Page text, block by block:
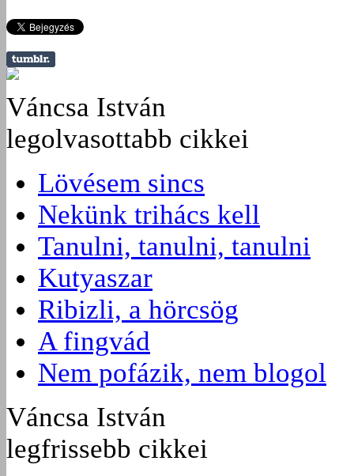
Váncsa István
legolvasottabb cikkei
Lövésem sincs
Nekünk trihács kell
Tanulni, tanulni, tanulni
Kutyaszar
Ribizli, a hörcsög
A fingvád
Nem pofázik, nem blogol
Váncsa István
legfrissebb cikkei